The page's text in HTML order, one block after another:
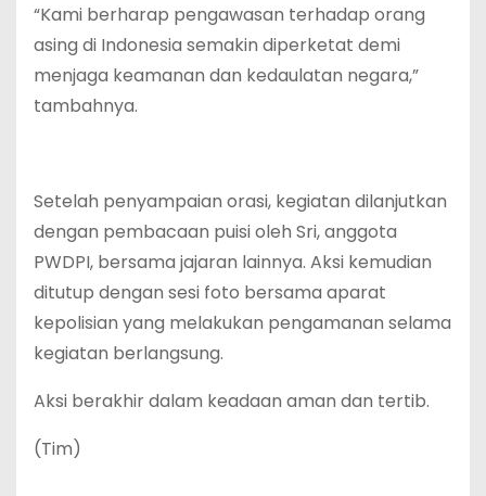
“Kami berharap pengawasan terhadap orang
asing di Indonesia semakin diperketat demi
menjaga keamanan dan kedaulatan negara,”
tambahnya.
Setelah penyampaian orasi, kegiatan dilanjutkan
dengan pembacaan puisi oleh Sri, anggota
PWDPI, bersama jajaran lainnya. Aksi kemudian
ditutup dengan sesi foto bersama aparat
kepolisian yang melakukan pengamanan selama
kegiatan berlangsung.
Aksi berakhir dalam keadaan aman dan tertib.
(Tim)